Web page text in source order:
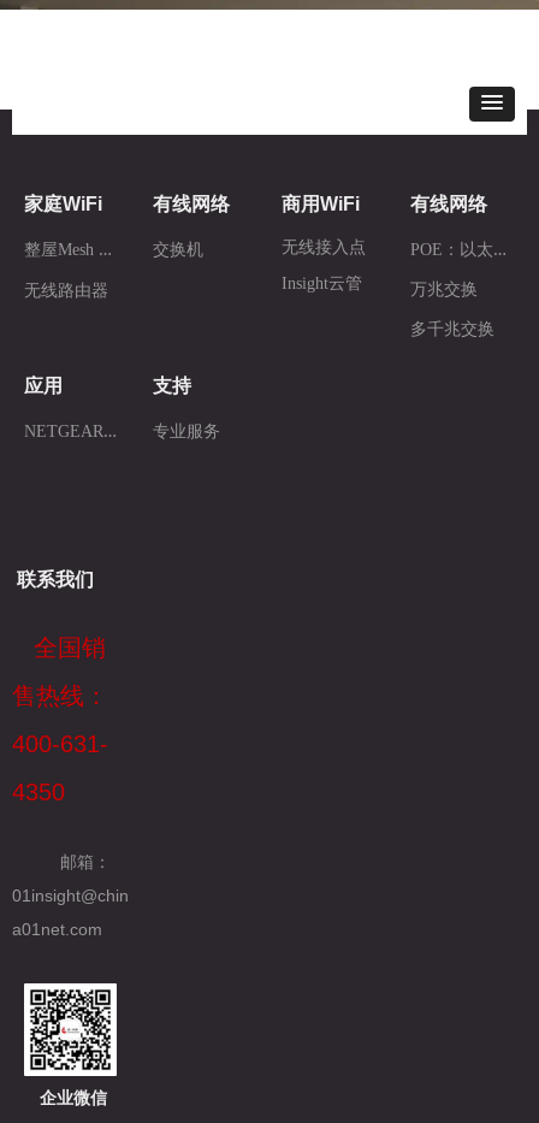
USB3.0接口
家庭WiFi
整
屋Mesh WiFi
无线路由器
联系我们
全国销
售热线：
400-631-
4350
邮箱：
01insight@chin
a01net.com
有线网络
交换机
商用WiFi
无线接入点
Insight云管
有线网络
P
OE：以太网供电
万兆交换
多千兆交换
应用
N
ETGEAR AV
支持
专业服务
企业微信